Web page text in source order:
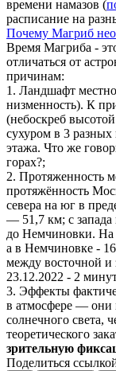
времени намазов (
расписание на
Почему Магриб
Время Магриба -
отличаться от
причинам:
1. Ландшафт
низменность). К
(небоскреб
сухуром в 3
этажа. Что же
горах?;
2. Протяженность
протяжённость
севера на юг в
— 51,7 км; с запада
до Немчиновки. На
а в Немчиновке -
между восточной
23.12.2022 - 2
3. Эффекты
в атмосфере — они
солнечного света,
теоретического
зрительную
Поделиться